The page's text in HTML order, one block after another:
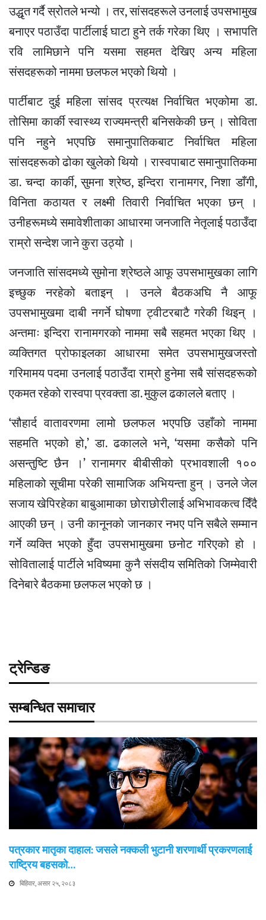
उद्धृत गर्दै स्रोतले भन्यो । तर, सांसदहरूले उनलाई उपसभामुख
बनाएर पठाउँदा पार्टीलाई घाटा हुने तर्क गरेका थिए । सभापति
रवि लामिछाने पनि यसमा सहमत देखिए अन्य महिला
संसदहरूको नाममा छलफल भएको थियो ।
पार्टीबाट दुई महिला सांसद प्रत्यक्ष निर्वाचित भएकोमा डा.
तोसिमा कार्की स्वास्थ्य राज्यमन्त्री बनिसकेकी छन् । सोविता
पनि नहुने भएपछि समानुपातिकबाट निर्वाचित महिला
सांसदहरूको ढोका खुलेको थियो । रास्वपाबाट समानुपातिकमा
डा. चन्दा कार्की, सुमना श्रेष्ठ, इन्दिरा रानामगर, निशा डाँगी,
विनिता कठायत र लक्ष्मी तिवारी निर्वाचित भएका छन् ।
उनीहरूमध्ये समावेशीताका आधारमा जनजाति नेतृलाई पठाउँदा
राम्रो सन्देश जाने कुरा उठ्यो ।
जनजाति सांसदमध्ये सुमोना श्रेष्ठले आफू उपसभामुखका लागि
इच्छुक नरहेको बताइन् । उनले बैठकअघि नै आफू
उपसभामुखमा दाबी नगर्ने घोषणा ट्वीटरबाटै गरेकी थिइन् ।
अन्तमाः इन्दिरा रानामगरको नाममा सबै सहमत भएका थिए ।
व्यक्तिगत प्रोफाइलका आधारमा समेत उपसभामुखजस्तो
गरिमामय पदमा उनलाई पठाउँदा राम्रो हुनेमा सबै सांसदहरूको
एकमत रहेको रास्वपा प्रवक्ता डा. मुकुल ढकालले बताए ।
‘सौहार्द वातावरणमा लामो छलफल भएपछि उहाँको नाममा
सहमति भएको हो,’ डा. ढकालले भने, ‘यसमा कसैको पनि
असन्तुष्टि छैन ।’ रानामगर बीबीसीको प्रभावशाली १००
महिलाको सूचीमा परेकी सामाजिक अभियन्ता हुन् । उनले जेल
सजाय खेपिरहेका बाबुआमाका छोराछोरीलाई अभिभावकत्व दिँदै
आएकी छन् । उनी कानूनको जानकार नभए पनि सबैले सम्मान
गर्ने व्यक्ति भएको हुँदा उपसभामुखमा छनोट गरिएको हो ।
सोवितालाई पार्टीले भविष्यमा कुनै संसदीय समितिको जिम्मेवारी
दिनेबारे बैठकमा छलफल भएको छ ।
ट्रेन्डिङ
सम्बन्धित समाचार
पत्रकार मातृका दाहाल: जसले नक्कली भुटानी शरणार्थी प्रकरणलाई
राष्ट्रिय बहसको…
बिहिवार, असार २५, २०८३